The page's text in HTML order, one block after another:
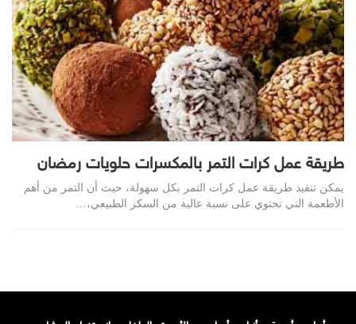
طريقة عمل كرات التمر بالمكسرات حلويات رمضان
يمكن تنفيذ طريقة عمل كرات التمر بكل سهولة، حيث أن التمر من أهم
الأطعمة التي تحتوي على نسبة عالية من السكر الطبيعي،…